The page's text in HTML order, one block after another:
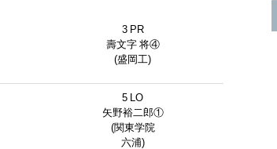
3 PR
壽文字 将④
(盛岡工)
5 LO
矢野裕二郎①
(関東学院
六浦)